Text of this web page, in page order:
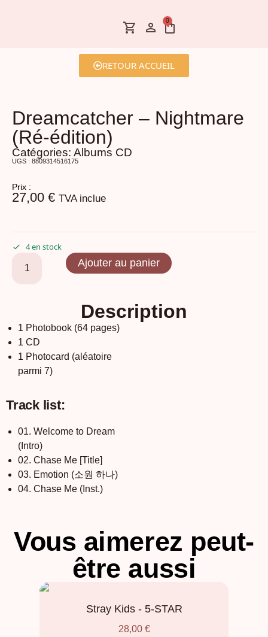
0
RETOUR ACCUEIL
Dreamcatcher – Nightmare
(Ré-édition)
Catégories: Albums CD
UGS : 8809314516175
Prix :
27,00 € TVA inclue
4 en stock
Ajouter au panier
Description
1 Photobook (64 pages)
1 CD
1 Photocard (aléatoire
parmi 7)
Track list:
01. Welcome to Dream
(Intro)
02. Chase Me [Title]
03. Emotion (소원 하나)
04. Chase Me (Inst.)
Vous aimerez peut-
être aussi
Stray Kids - 5-STAR
28,00 €